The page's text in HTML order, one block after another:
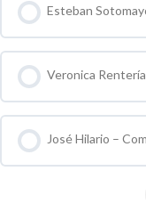
Esteban
0 % COMPLETO
Veronica
0 % COMPLETO
José Hilario –
0 % COMPLETO